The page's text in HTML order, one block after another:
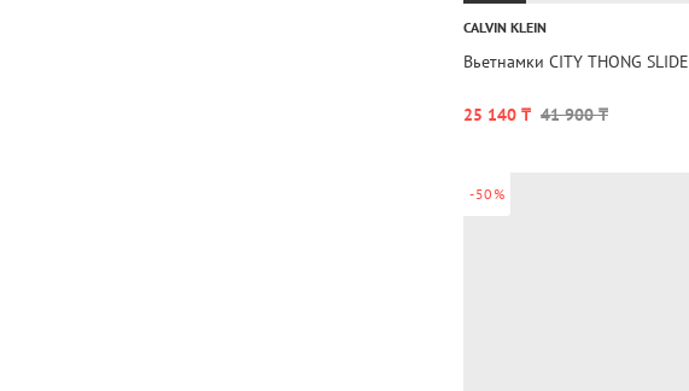
CALVIN KLEIN
Вьетнамки CITY THONG SLIDE
25 140 ₸ 41 900 ₸
-50%